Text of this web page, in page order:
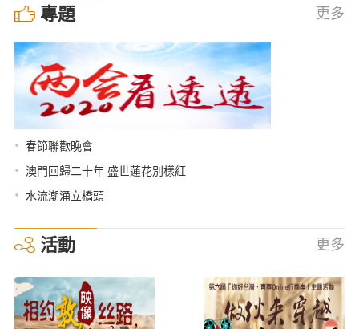
專題 更多
• 春節聯歡晚會
• 澳門回歸二十年 盛世蓮花別樣紅
• 水流潮涌立橋頭
活動 更多